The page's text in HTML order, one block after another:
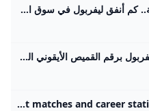
بعد الصفقات التاريخية.. كم أنفق ليفربول في سوق الانتقالات الصيفية؟ - مباشر بلس مباشر بلس هو موقع عربي تابع لموقع معلومات مباشر يقدم محتوى متنوعاً في مجالات عدة تشمل التكنولوجيا والسيارات والسياحة والسفر والرياضة عبر أخبار وتقارير مدعومة بالصور والفيديو
فلوريان فيرتز يخبر ليفربول برقم القميص الأيقوني الذي يريده إذا أُنجزت صفقة انتقاله بقيمة 150 مليون يورو من باير ليفركوزن العربية Goal.com أفادت التقارير أن فلوريان فيرتز أبلغ ليفربول برغبته في ارتداء رقم قميص أيقوني، إذا أتم انتقاله إلى أنفيلد من باير ليفركوزن.
Florian Wirtz - Soccer player profile & career statistics - Global Sports Archive Player profile page of Florian Wirtz ( Soccer ) with player details, recent matches and career statistics Most Recentالدوري الإنجليزي 2025/2026الدرع الخيرية 2025دوري الامم الاوروبية 2024/2025 الدوري الألماني 2024/2025 كأس السوبر الألماني 2024كأس الاتحاد الالماني 2024/2025دوري أبطال أوروبا 2024/2025 بطولة أمم أوروبا 2024 ألمانيامباريات دولية ودية 2024الدوري الألماني 2023/2024 كأس الاتحاد الالماني 2023/2024الدوري الأوروبي 2023/2024مباريات دولية ودية 2023 الدوري الألماني 2022/2023 الدوري الأوروبي 2022/2023 الدوري الألماني 2021/2022 كأس الاتحاد الالماني 2021/2022الدوري الأوروبي 2021/2022تصفيات كأس العالم 2022 قطربطولة أوروبا تحت 21 سنة 2021 المجر / سلوفينياالدوري الألماني 2020/2021 كأس الاتحاد الالماني 2020/2021الدوري الأوروبي 2020/2021الدوري الألماني 2019/2020 بوندسليغا لتحت الـ19 سنة 2019/2020بوندسليغا لتحت الـ17 سنة 2019/2020كأس الاتحاد الالماني 2019/2020الدوري الأوروبي 2019/2020تصفيات أوروبا تحت 21 سنة 2021 المجر / سلوفينياB-Junioren-Bundesliga 2018/2019